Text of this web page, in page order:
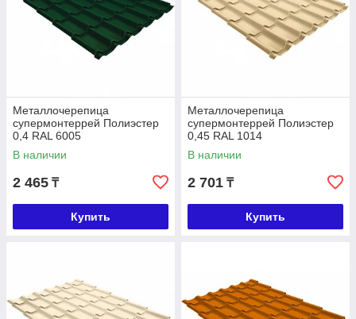
Металлочерепица
супермонтеррей Полиэстер
0,4 RAL 6005
В наличии
2 465 ₸
Купить
Металлочерепица
супермонтеррей Полиэстер
0,45 RAL 1014
В наличии
2 701 ₸
Купить